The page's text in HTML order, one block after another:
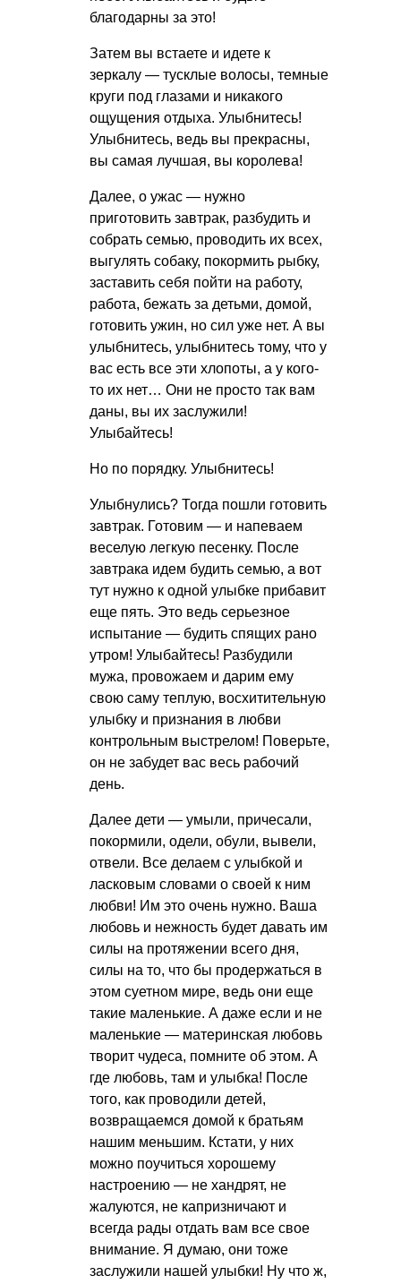
благодарны за это!
Затем вы встаете и идете к
зеркалу — тусклые волосы, темные
круги под глазами и никакого
ощущения отдыха. Улыбнитесь!
Улыбнитесь, ведь вы прекрасны,
вы самая лучшая, вы королева!
Далее, о ужас — нужно
приготовить завтрак, разбудить и
собрать семью, проводить их всех,
выгулять собаку, покормить рыбку,
заставить себя пойти на работу,
работа, бежать за детьми, домой,
готовить ужин, но сил уже нет. А вы
улыбнитесь, улыбнитесь тому, что у
вас есть все эти хлопоты, а у кого-
то их нет… Они не просто так вам
даны, вы их заслужили!
Улыбайтесь!
Но по порядку. Улыбнитесь!
Улыбнулись? Тогда пошли готовить
завтрак. Готовим — и напеваем
веселую легкую песенку. После
завтрака идем будить семью, а вот
тут нужно к одной улыбке прибавит
еще пять. Это ведь серьезное
испытание — будить спящих рано
утром! Улыбайтесь! Разбудили
мужа, провожаем и дарим ему
свою саму теплую, восхитительную
улыбку и признания в любви
контрольным выстрелом! Поверьте,
он не забудет вас весь рабочий
день.
Далее дети — умыли, причесали,
покормили, одели, обули, вывели,
отвели. Все делаем с улыбкой и
ласковым словами о своей к ним
любви! Им это очень нужно. Ваша
любовь и нежность будет давать им
силы на протяжении всего дня,
силы на то, что бы продержаться в
этом суетном мире, ведь они еще
такие маленькие. А даже если и не
маленькие — материнская любовь
творит чудеса, помните об этом. А
где любовь, там и улыбка! После
того, как проводили детей,
возвращаемся домой к братьям
нашим меньшим. Кстати, у них
можно поучиться хорошему
настроению — не хандрят, не
жалуются, не капризничают и
всегда рады отдать вам все свое
внимание. Я думаю, они тоже
заслужили нашей улыбки! Ну что ж,